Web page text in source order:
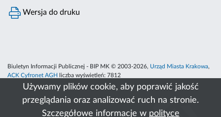
Używamy plików cookie, aby poprawić jakość
przeglądania oraz analizować ruch na stronie.
Szczegółowe informacje w polityce
Wersja do druku
Biuletyn Informacji Publicznej - BIP MK © 2003-2026, Urząd Miasta Krakowa,
ACK Cyfronet AGH
liczba wyświetleń: 7812